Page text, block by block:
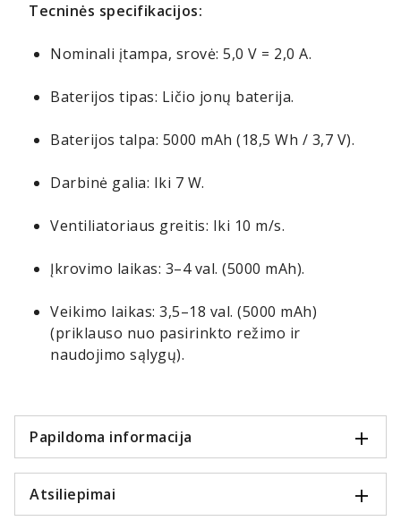
Tecninės specifikacijos:
Nominali įtampa, srovė: 5,0 V = 2,0 A.
Baterijos tipas: Ličio jonų baterija.
Baterijos talpa: 5000 mAh (18,5 Wh / 3,7 V).
Darbinė galia: Iki 7 W.
Ventiliatoriaus greitis: Iki 10 m/s.
Įkrovimo laikas: 3–4 val. (5000 mAh).
Veikimo laikas: 3,5–18 val. (5000 mAh)
(priklauso nuo pasirinkto režimo ir
naudojimo sąlygų).
Papildoma informacija
Atsiliepimai